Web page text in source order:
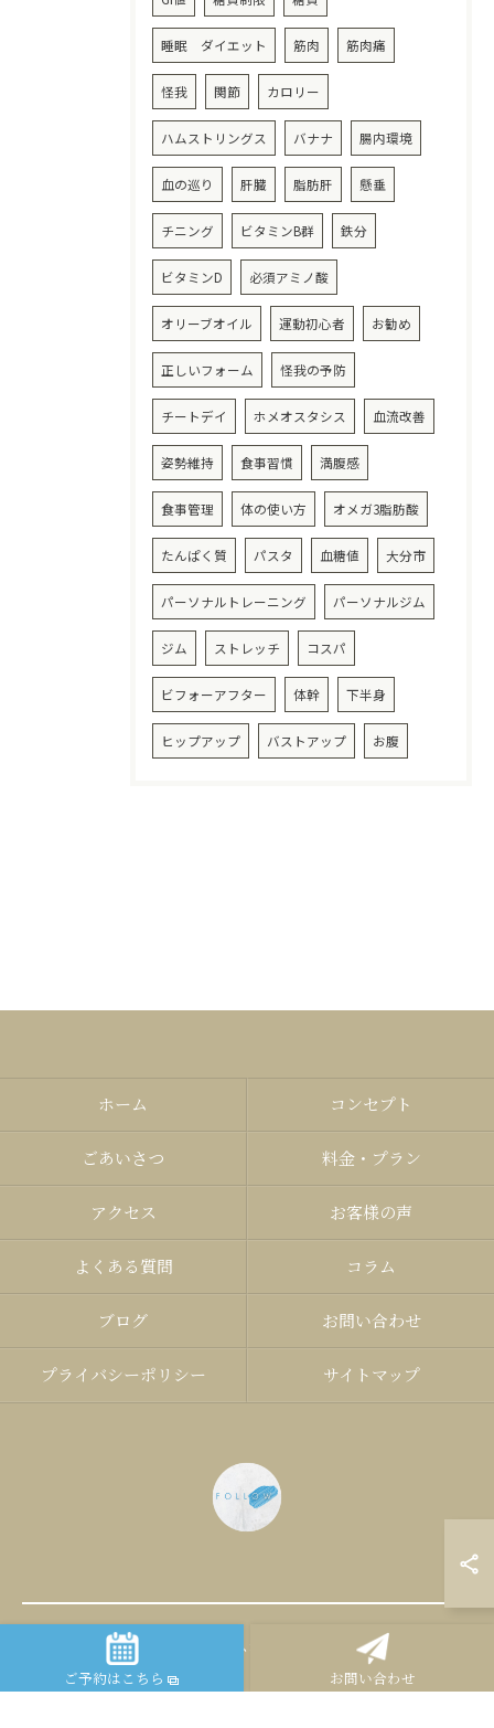
睡眠 ダイエット 筋肉 筋肉痛
怪我 関節 カロリー
ハムストリングス バナナ 腸内環境
血の巡り 肝臓 脂肪肝 懸垂
チニング ビタミンB群 鉄分
ビタミンD 必須アミノ酸
オリーブオイル 運動初心者 お勧め
正しいフォーム 怪我の予防
チートデイ ホメオスタシス 血流改善
姿勢維持 食事習慣 満腹感
食事管理 体の使い方 オメガ3脂肪酸
たんぱく質 パスタ 血糖値 大分市
パーソナルトレーニング パーソナルジム
ジム ストレッチ コスパ
ビフォーアフター 体幹 下半身
ヒップアップ バストアップ お腹
お問い合わせ
ご予約はこちら
ホーム コンセプト
ごあいさつ 料金・プラン
アクセス お客様の声
よくある質問 コラム
ブログ お問い合わせ
プライバシーポリシー サイトマップ
© 2026 大分市のパーソナルジムならFOLLOW ALL RIGHTS RESERVED.